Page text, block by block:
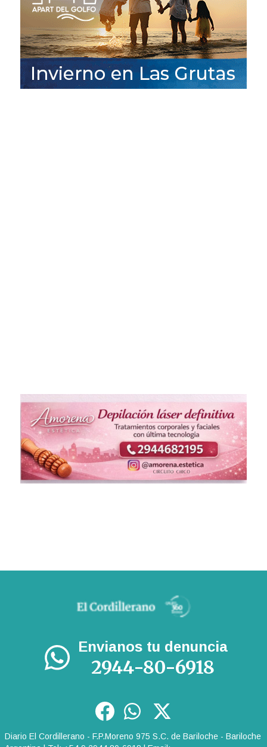
Envianos tu denuncia
2944-80-6918
Diario El Cordillerano - F.P.Moreno 975 S.C. de Bariloche - Bariloche